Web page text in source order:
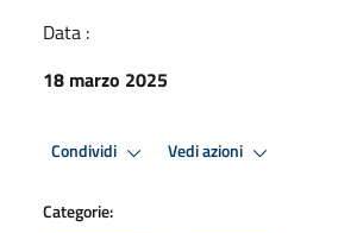
Data :
18 marzo 2025
Condividi Vedi azioni
Categorie: